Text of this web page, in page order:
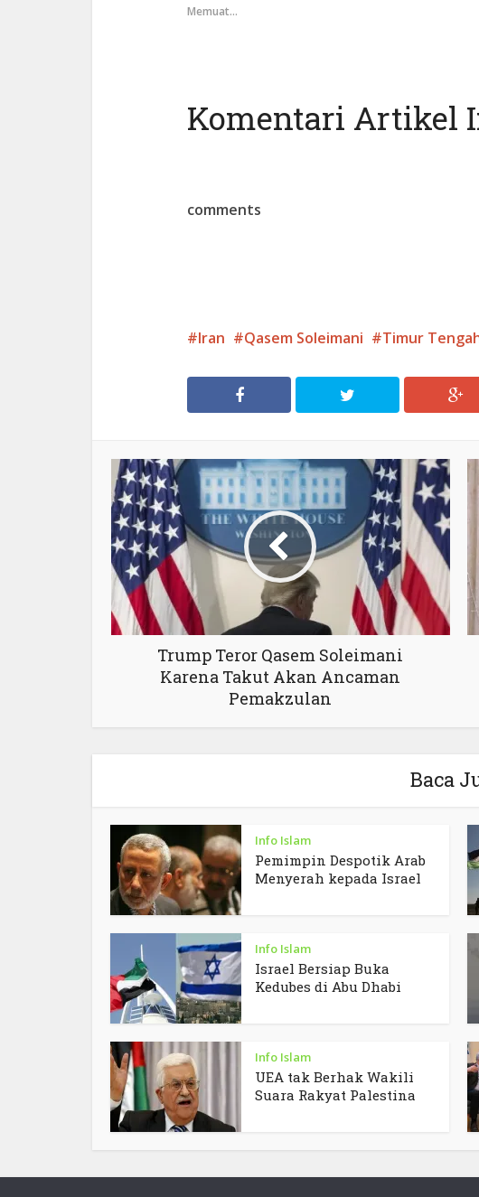
Memuat...
Komentari Artikel
comments
Iran Qasem Soleimani Timur
Trump Teror Qasem Soleimani
Karena Takut Akan Ancaman
Pemakzulan
Baca
Info Islam
Pemimpin Despotik Arab
Menyerah kepada Israel
Info Islam
Israel Bersiap Buka
Kedubes di Abu Dhabi
Info Islam
UEA tak Berhak Wakili
Suara Rakyat Palestina